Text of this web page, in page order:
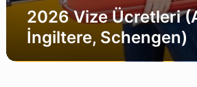
2026 Vize Ücretleri
İngiltere, Schengen)